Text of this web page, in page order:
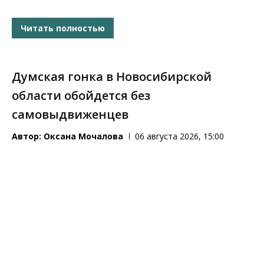
Читать полностью
Думская гонка в Новосибирской
области обойдется без
самовыдвиженцев
Автор: Оксана Мочалова 06 августа 2026, 15:00